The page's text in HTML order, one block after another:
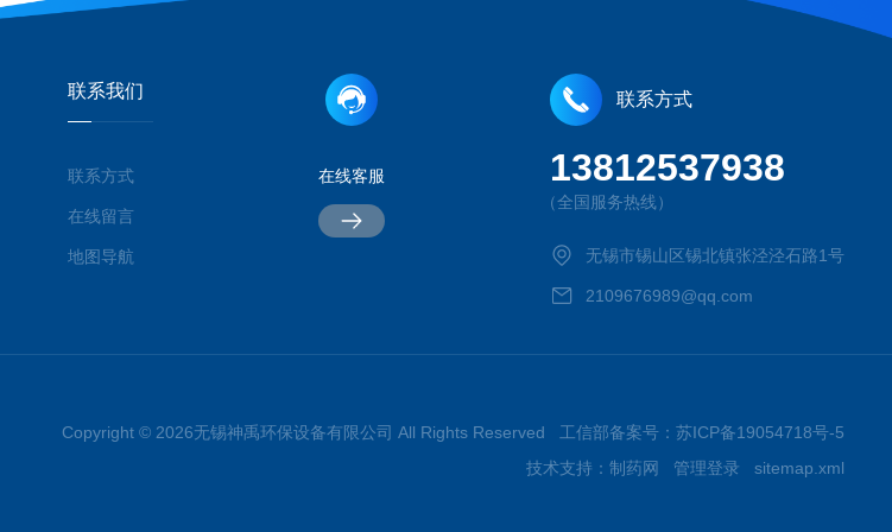
联系我们
联系方式
在线留言
地图导航
在线客服
联系方式
13812537938
（全国服务热线）
无锡市锡山区锡北镇张泾泾石路1号
2109676989@qq.com
Copyright © 2026无锡神禹环保设备有限公司 All Rights Reserved 工信部备案号： 苏ICP备19054718号-5
技术支持： 制药网 管理登录 sitemap.xml